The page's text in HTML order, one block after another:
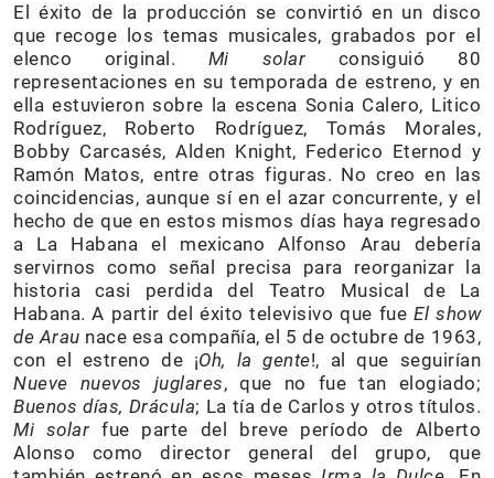
El éxito de la producción se convirtió en un disco
que recoge los temas musicales, grabados por el
elenco original. Mi solar consiguió 80
representaciones en su temporada de estreno, y en
ella estuvieron sobre la escena Sonia Calero, Litico
Rodríguez, Roberto Rodríguez, Tomás Morales,
Bobby Carcasés, Alden Knight, Federico Eternod y
Ramón Matos, entre otras figuras. No creo en las
coincidencias, aunque sí en el azar concurrente, y el
hecho de que en estos mismos días haya regresado
a La Habana el mexicano Alfonso Arau debería
servirnos como señal precisa para reorganizar la
historia casi perdida del Teatro Musical de La
Habana. A partir del éxito televisivo que fueEl show
de Arau nace esa compañía, el 5 de octubre de 1963,
con el estreno de ¡Oh, la gente!, al que seguirían
Nueve nuevos juglares, que no fue tan elogiado;
Buenos días, Drácula; La tía de Carlos y otros títulos.
Mi solarfue parte del breve período de Alberto
Alonso como director general del grupo, que